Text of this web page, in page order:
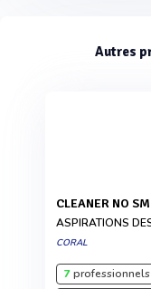
Autres
CLEANER NO
ASPIRATIONS
CORAL
7